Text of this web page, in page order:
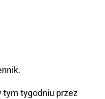
tym tygodniu przez